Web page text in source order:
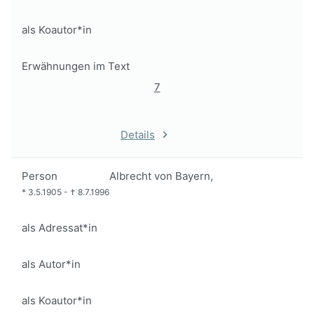
als Koautor*in
Erwähnungen im Text
7
Details
Person Albrecht von Bayern,
* 3.5.1905 - † 8.7.1996
als Adressat*in
als Autor*in
als Koautor*in